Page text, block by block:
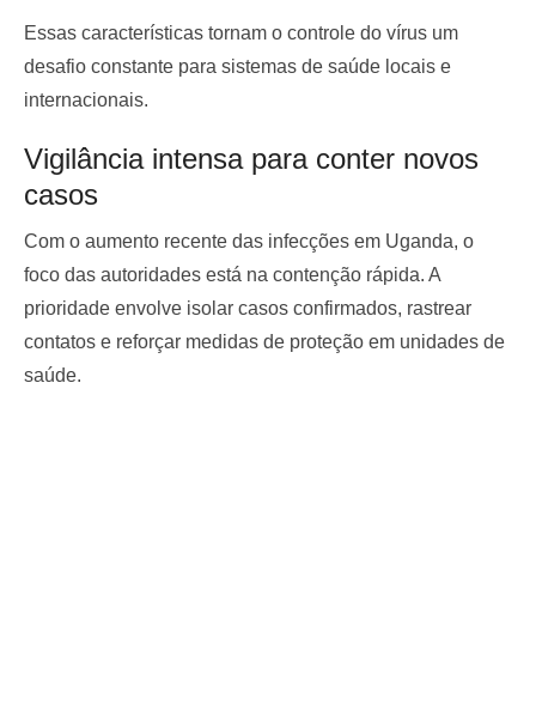
Essas características tornam o controle do vírus um
desafio constante para sistemas de saúde locais e
internacionais.
Vigilância intensa para conter novos
casos
Com o aumento recente das infecções em Uganda, o
foco das autoridades está na contenção rápida. A
prioridade envolve isolar casos confirmados, rastrear
contatos e reforçar medidas de proteção em unidades de
saúde.